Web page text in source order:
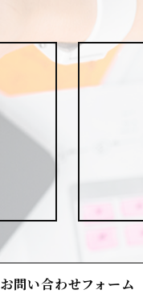
お問い合わせフォーム